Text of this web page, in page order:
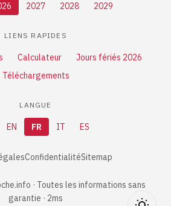
2027 2028 2029
LIENS RAPIDES
Calculateur
Jours fériés 2026
Téléchargements
LANGUE
EN FR IT ES
ConfidentialitéSitemap
· Toutes les informations sans
garantie · 2ms